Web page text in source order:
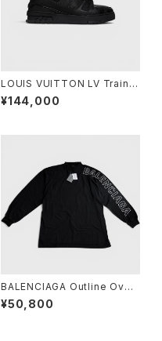
LOUIS VUITTON LV Trainer
Sneaker Black 7 1/2
¥144,000
BALENCIAGA Outline Over
sized Long Sleeve T-Shirt
Washed Black 3
¥50,800